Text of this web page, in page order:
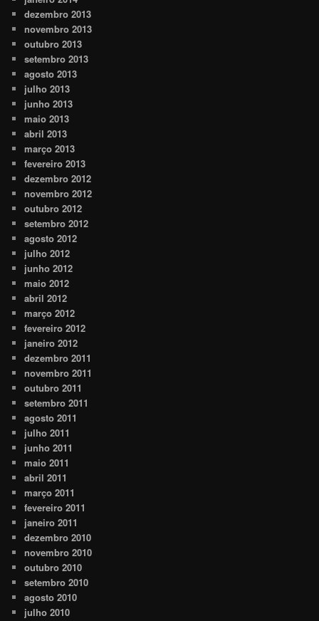
dezembro 2013
novembro 2013
outubro 2013
setembro 2013
agosto 2013
julho 2013
junho 2013
maio 2013
abril 2013
março 2013
fevereiro 2013
dezembro 2012
novembro 2012
outubro 2012
setembro 2012
agosto 2012
julho 2012
junho 2012
maio 2012
abril 2012
março 2012
fevereiro 2012
janeiro 2012
dezembro 2011
novembro 2011
outubro 2011
setembro 2011
agosto 2011
julho 2011
junho 2011
maio 2011
abril 2011
março 2011
fevereiro 2011
janeiro 2011
dezembro 2010
novembro 2010
outubro 2010
setembro 2010
agosto 2010
julho 2010